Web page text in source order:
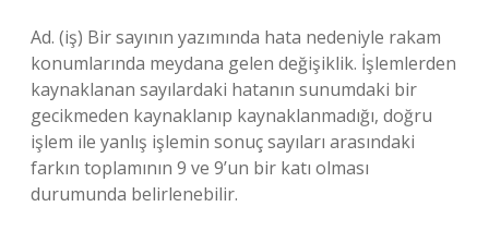
Ad. (iş) Bir sayının yazımında hata nedeniyle rakam
konumlarında meydana gelen değişiklik. İşlemlerden
kaynaklanan sayılardaki hatanın sunumdaki bir
gecikmeden kaynaklanıp kaynaklanmadığı, doğru
işlem ile yanlış işlemin sonuç sayıları arasındaki
farkın toplamının 9 ve 9’un bir katı olması
durumunda belirlenebilir.